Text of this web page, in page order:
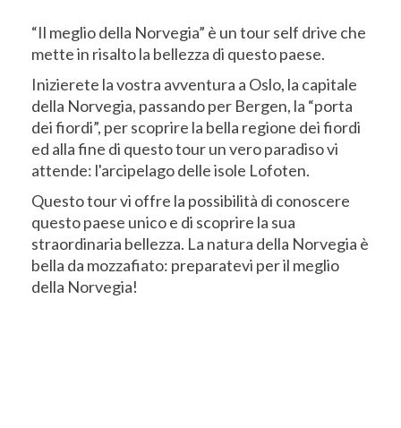
“Il meglio della Norvegia” è un tour self drive che
mette in risalto la bellezza di questo paese.
Inizierete la vostra avventura a Oslo, la capitale
della Norvegia, passando per Bergen, la “porta
dei fiordi”, per scoprire la bella regione dei fiordi
ed alla fine di questo tour un vero paradiso vi
attende: l'arcipelago delle isole Lofoten.
Questo tour vi offre la possibilità di conoscere
questo paese unico e di scoprire la sua
straordinaria bellezza. La natura della Norvegia è
bella da mozzafiato: preparatevi per il meglio
della Norvegia!